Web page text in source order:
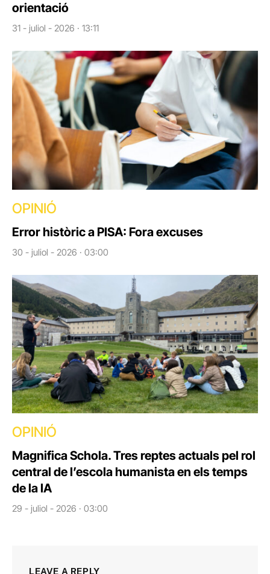
orientació
31 - juliol - 2026 · 13:11
OPINIÓ
Error històric a PISA: Fora excuses
30 - juliol - 2026 · 03:00
OPINIÓ
Magnifica Schola. Tres reptes actuals pel rol
central de l’escola humanista en els temps
de la IA
29 - juliol - 2026 · 03:00
LEAVE A REPLY